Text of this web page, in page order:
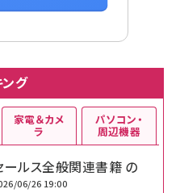
グ
ールス全般関連書籍 の
06/26 19:00
家電＆カメ
ラ
パソコン・
周辺機器